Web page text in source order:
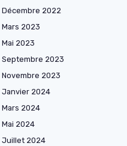
Décembre 2022
Mars 2023
Mai 2023
Septembre 2023
Novembre 2023
Janvier 2024
Mars 2024
Mai 2024
Juillet 2024